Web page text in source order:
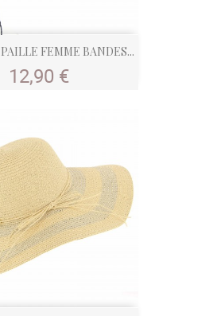
FEMME BANDES...
Prix
12,90 €